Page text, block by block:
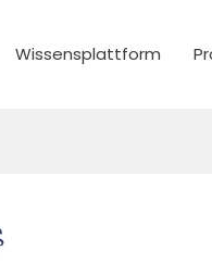
Wissensplattform